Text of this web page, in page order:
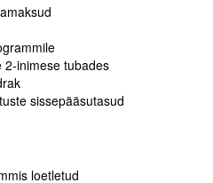
2-inimese tubades
sissepääsutasud
loetletud